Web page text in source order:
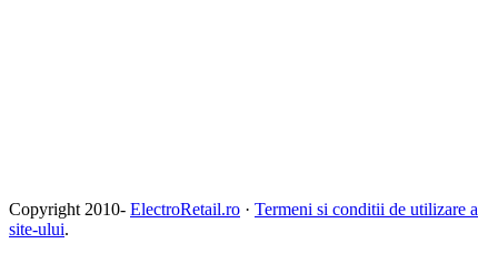
Copyright 2010- ElectroRetail.ro · Termeni si conditii de utilizare a
site-ului.